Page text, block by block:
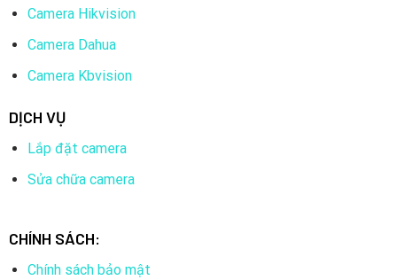
Camera Hikvision
Camera Dahua
Camera Kbvision
DỊCH VỤ
Lắp đặt camera
Sửa chữa camera
CHÍNH SÁCH:
Chính sách bảo mật